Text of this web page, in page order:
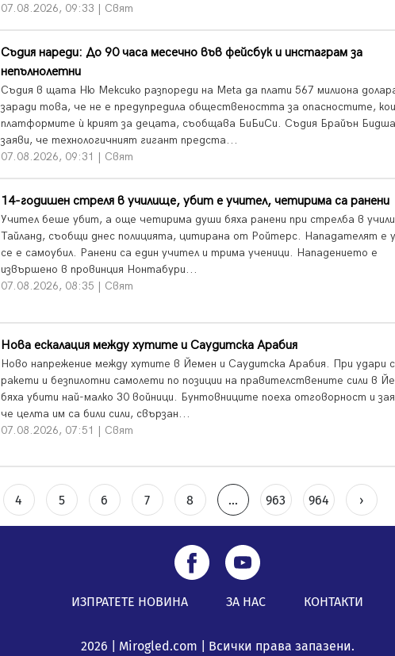
07.08.2026, 09:33 | Свят
Съдия нареди: До 90 часа месечно във фейсбук и инстаграм за
непълнолетни
Съдия в щата Ню Мексико разпореди на Meta да плати 567 милиона
заради това, че не е предупредила обществеността за опасностите,
платформите ѝ крият за децата, съобщава БиБиСи. Съдия Брайън
заяви, че технологичният гигант предста...
07.08.2026, 09:31 | Свят
14-годишен стреля в училище, убит е учител, четирима са ранени
Учител беше убит, а още четирима души бяха ранени при стрелба в
Тайланд, съобщи днес полицията, цитирана от Ройтерс. Нападателят е
се е самоубил. Ранени са един учител и трима ученици. Нападението е
извършено в провинция Нонтабури...
07.08.2026, 08:35 | Свят
Нова ескалация между хутите и Саудитска Арабия
Ново напрежение между хутите в Йемен и Саудитска Арабия. При удари с
ракети и безпилотни самолети по позиции на правителствените сили в
бяха убити най-малко 30 войници. Бунтовниците поеха отговорност и
че целта им са били сили, свързан...
07.08.2026, 07:51 | Свят
4 5 6 7 8 ... 963 964 ›
ИЗПРАТЕТЕ НОВИНА ЗА НАС КОНТАКТИ
2026 | Mirogled.com | Всички права запазени.